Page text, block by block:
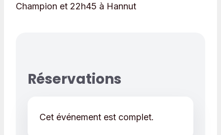
Champion et 22h45 à Hannut
Réservations
Cet événement est complet.